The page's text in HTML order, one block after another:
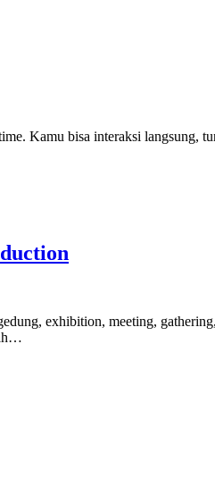
Kamu bisa interaksi langsung,
exhibition, meeting,